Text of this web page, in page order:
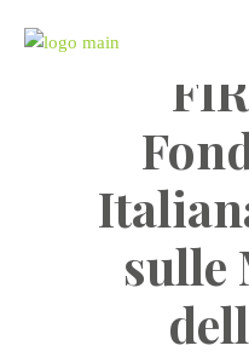
Italiana Ricerca
sulle